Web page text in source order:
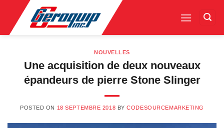
content
NOUVELLES
Une acquisition de deux nouveaux
épandeurs de pierre Stone Slinger
POSTED ON 18 SEPTEMBRE 2018 BYCODESOURCEMARKETING